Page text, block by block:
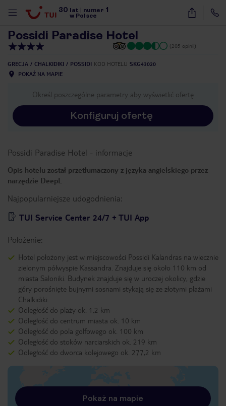
30 lat numer 1
w Polsce
46
Possidi Paradise Hotel
(205 opinii)
GRECJA CHALKIDIKI POSSIDI KOD HOTELU SKG43020
POKAŻ NA MAPIE
Określ poszczególne parametry aby wyświetlić ofertę
Konfiguruj ofertę
Possidi Paradise Hotel - informacje
Opis hotelu został przetłumaczony z języka angielskiego przez
narzędzie DeepL
Najpopularniejsze udogodnienia:
TUI Service Center 24/7 + TUI App
Położenie:
Hotel położony jest w miejscowości Possidi Kalandras na wiecznie
zielonym półwyspie Kassandra. Znajduje się około 110 km od
miasta Saloniki. Budynek znajduje się w uroczej okolicy, gdzie
góry porośnięte bujnymi sosnami stykają się ze złotymi plażami
Chalkidiki.
Odległość do plaży ok. 1,2 km
Odległość do centrum miasta ok. 10 km
Odległość do pola golfowego ok. 100 km
Odległość do stoków narciarskich ok. 219 km
Odległość do dworca kolejowego ok. 277,2 km
Pokaż na mapie